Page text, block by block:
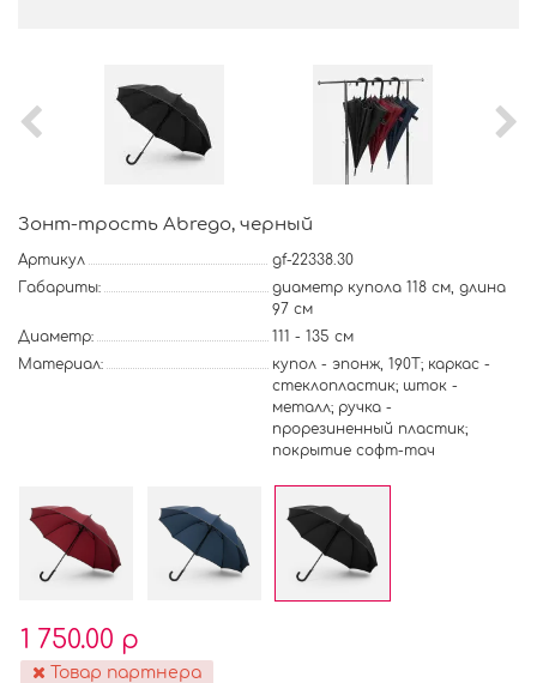
Зонт-трость Abrego, черный
Артикул
gf-22338.30
Габариты:
диаметр купола 118 см, длина
97 см
Диаметр:
111 - 135 см
Материал:
купол - эпонж, 190T; каркас -
стеклопластик; шток -
металл; ручка -
прорезиненный пластик;
покрытие софт-тач
1 750.00 р
Товар партнера